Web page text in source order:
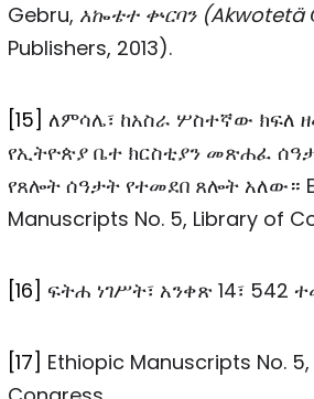
Gebru, አኰቴተ ቍርባን(Akwotetä
Publishers, 2013).
[15] ለምሳሌ፣ ከአስራ ሦስተኛው ክፍለ
የኢትዮጵያ ቤተ ክርስቲያን መጽሐፈ
የጸሎት ሰዓታት የተመደበ ጸሎት አለው።
Manuscripts No. 5, Library of
[16] ፍትሐ ነገሥት፣ አንቀጽ 14፣ 542
[17] Ethiopic Manuscripts No.